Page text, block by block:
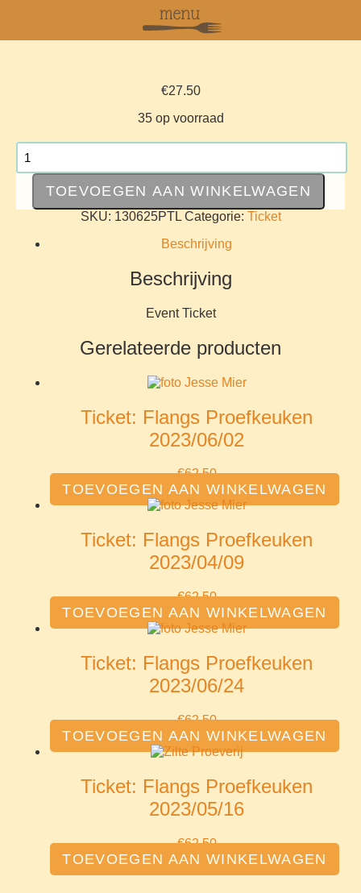
€27.50
35 op voorraad
Ticket:
Lunch
in
Proeftuin
TOEVOEGEN AAN WINKELWAGEN
SKU: 130625PTL Categorie: Ticket
Beschrijving
Beschrijving
Event Ticket
Gerelateerde producten
Ticket: Flangs Proefkeuken
2023/06/02
€62.50
TOEVOEGEN AAN WINKELWAGEN
Ticket: Flangs Proefkeuken
2023/04/09
€62.50
TOEVOEGEN AAN WINKELWAGEN
Ticket: Flangs Proefkeuken
2023/06/24
€62.50
TOEVOEGEN AAN WINKELWAGEN
Ticket: Flangs Proefkeuken
2023/05/16
€62.50
TOEVOEGEN AAN WINKELWAGEN